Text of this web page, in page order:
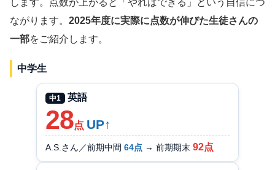
ながります。 2025年度に実際に点数が伸びた生徒さんの
一部をご紹介します。
中学生
中1 英語
28点 UP↑
A.S.さん／前期中間 64点→ 前期期末 92点